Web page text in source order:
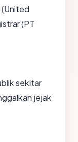
(PT
sekitar
jejak